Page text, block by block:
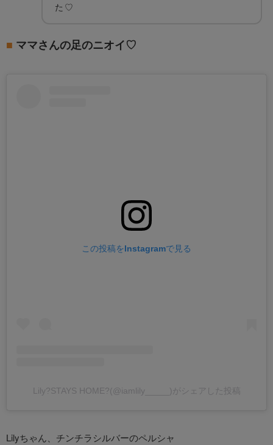
た♡
ママさんの足のニオイ♡
この投稿をInstagramで見る
Lily?STAYS HOME?(@iamlily_____)がシェアした投稿
Lilyちゃん、チンチラシルバーのペルシャ